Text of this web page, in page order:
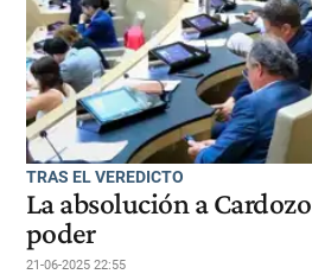
TRAS EL VEREDICTO
La absolución a
poder
21-06-2025 22:55